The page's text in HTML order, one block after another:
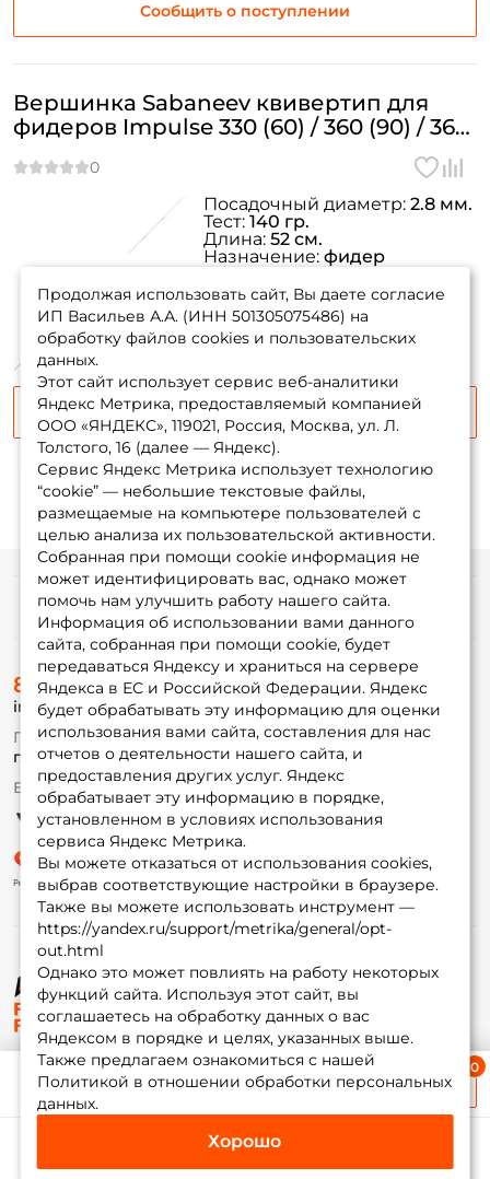
Каталог Избранное Корзина Инфо Мой Fox
Ближайшая доставка
≈ 1 дн.
Сообщить о поступлении
наличии
Вершинка Sabaneev квивертип для
фидеров Impulse 330 (60) / 360 (90) / 360
Сообщить о поступлении
Посадочный диаметр: 2.8 мм.
Тест: 140 гр.
Длина: 52 см.
Назначение: фидер
Продолжая использовать сайт, Вы даете согласие
ИП Васильев А.А. (ИНН 501305075486) на
обработку файлов cookies и пользовательских
данных.
Этот сайт использует сервис веб-аналитики
Яндекс Метрика, предоставляемый компанией
ООО «ЯНДЕКС», 119021, Россия, Москва, ул. Л.
Толстого, 16 (далее — Яндекс).
Сервис Яндекс Метрика использует технологию
“cookie” — небольшие текстовые файлы,
размещаемые на компьютере пользователей с
целью анализа их пользовательской активности.
Собранная при помощи cookie информация не
может идентифицировать вас, однако может
помочь нам улучшить работу нашего сайта.
Информация об использовании вами данного
сайта, собранная при помощи cookie, будет
передаваться Яндексу и храниться на сервере
Яндекса в ЕС и Российской Федерации. Яндекс
будет обрабатывать эту информацию для оценки
использования вами сайта, составления для нас
отчетов о деятельности нашего сайта, и
предоставления других услуг. Яндекс
обрабатывает эту информацию в порядке,
установленном в условиях использования
сервиса Яндекс Метрика.
Вы можете отказаться от использования cookies,
выбрав соответствующие настройки в браузере.
Также вы можете использовать инструмент —
https://yandex.ru/support/metrika/general/opt-
out.html
Однако это может повлиять на работу некоторых
функций сайта. Используя этот сайт, вы
соглашаетесь на обработку данных о вас
Яндексом в порядке и целях, указанных выше.
Также предлагаем ознакомиться с нашей
Политикой в отношении обработки персональных
данных.
Хорошо
© ФоксФишинг, 2009-2026
Информация
О магазине
Доставка
Оплата
Fox-bonus
Гуру
Партнерская программа
8 (495) 532-77-88
info@foxfishing.ru
По вопросам с заказом
г. Москва, ул. Плеханова д.7
Ежедневно 10:00 до 20:00